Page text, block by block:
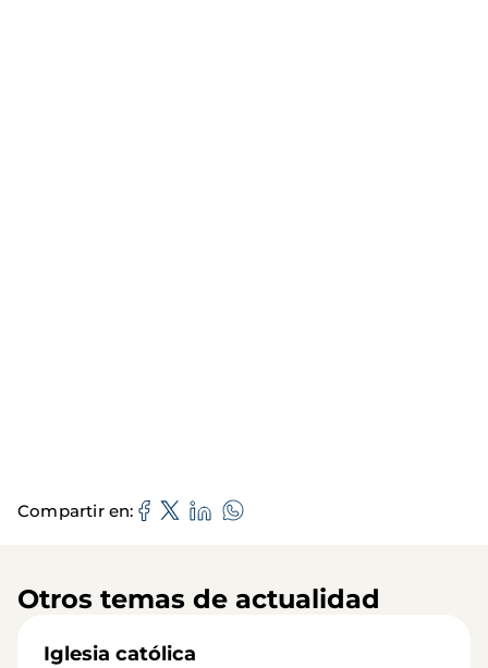
Compartir en
Otros temas de actualidad
Iglesia católica